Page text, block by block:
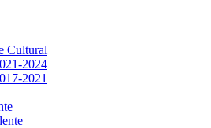
Cultural
2024
2021